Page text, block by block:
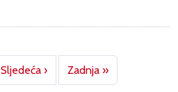
Sljedeća ›Next page
Zadnja »Last page